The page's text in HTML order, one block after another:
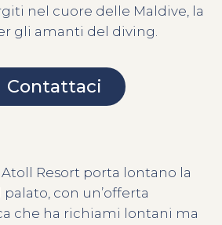
nel cuore delle Maldive, la
gli amanti del diving.
Contattaci
Atoll Resort porta lontano la
con un’offerta
che ha richiami lontani ma